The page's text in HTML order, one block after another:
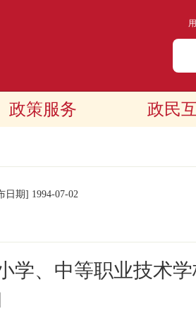
政策服务 政民
日期] 1994-07-02
学、中等职业技术